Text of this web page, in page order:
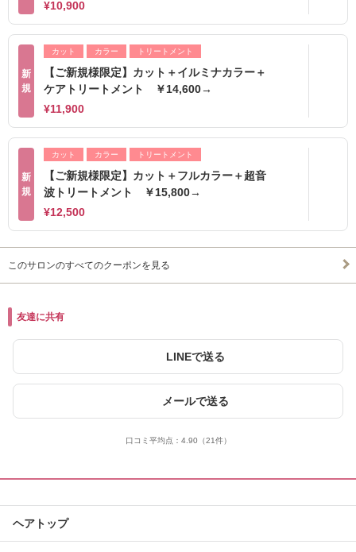
¥10,900
新
規
カット カラー トリートメント
【ご新規様限定】カット＋イルミナカラー＋
ケアトリートメント ￥14,600→
¥11,900
新
規
カット カラー トリートメント
【ご新規様限定】カット＋フルカラー＋超音
波トリートメント ￥15,800→
¥12,500
このサロンのすべてのクーポンを見る
友達に共有
LINEで送る
メールで送る
口コミ平均点： 4.90 （21件）
ヘアトップ